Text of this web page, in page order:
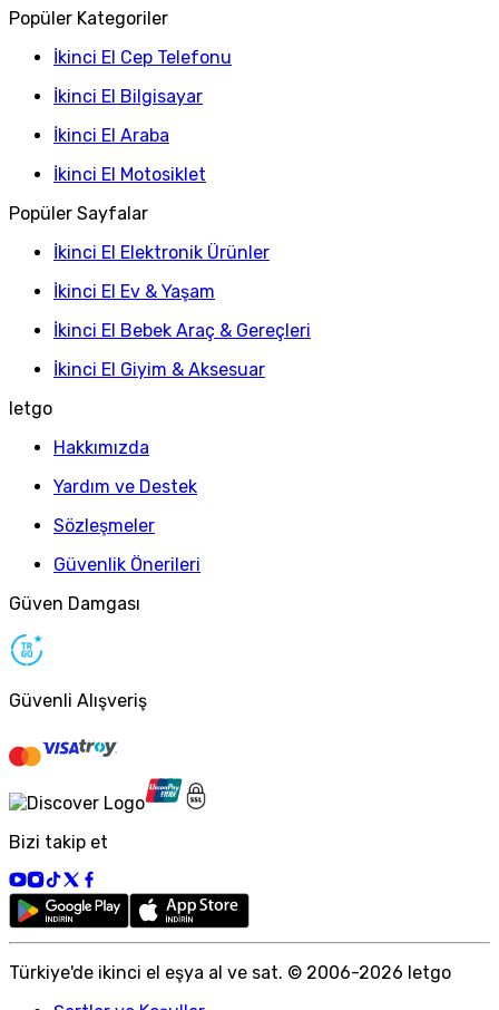
Popüler Kategoriler
İkinci El Cep Telefonu
İkinci El Bilgisayar
İkinci El Araba
İkinci El Motosiklet
Popüler Sayfalar
İkinci El Elektronik Ürünler
İkinci El Ev & Yaşam
İkinci El Bebek Araç & Gereçleri
İkinci El Giyim & Aksesuar
letgo
Hakkımızda
Yardım ve Destek
Sözleşmeler
Güvenlik Önerileri
Güven Damgası
Güvenli Alışveriş
Bizi takip et
Türkiye'de ikinci el eşya al ve sat. © 2006-2026 letgo